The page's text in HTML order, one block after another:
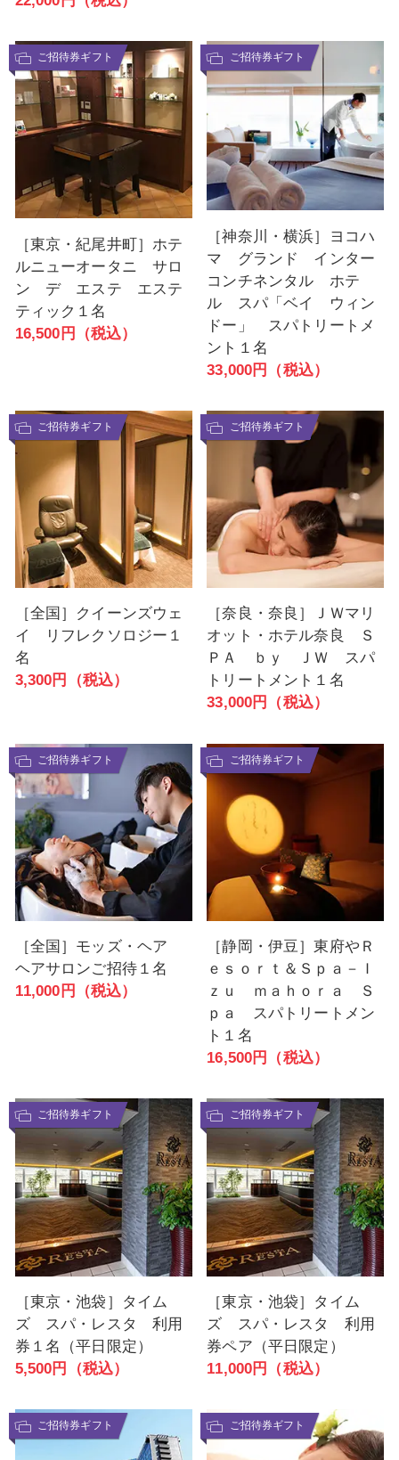
ご招待券ギフト
［東京・紀尾井町］ホテ
ルニューオータニ サロ
ン デ エステ エステ
ティック１名
16,500円（税込）
ご招待券ギフト
［神奈川・横浜］ヨコハ
マ グランド インター
コンチネンタル ホテ
ル スパ「ベイ ウィン
ドー」 スパトリートメ
ント１名
33,000円（税込）
ご招待券ギフト
［全国］クイーンズウェ
イ リフレクソロジー１
名
3,300円（税込）
ご招待券ギフト
［奈良・奈良］ＪＷマリ
オット・ホテル奈良 Ｓ
ＰＡ ｂｙ ＪＷ スパ
トリートメント１名
33,000円（税込）
ご招待券ギフト
［全国］モッズ・ヘア
ヘアサロンご招待１名
11,000円（税込）
ご招待券ギフト
［静岡・伊豆］東府やＲ
ｅｓｏｒｔ＆Ｓｐａ－Ｉ
ｚｕ ｍａｈｏｒａ Ｓ
ｐａ スパトリートメン
ト１名
16,500円（税込）
ご招待券ギフト
［東京・池袋］タイム
ズ スパ・レスタ 利用
券１名（平日限定）
5,500円（税込）
ご招待券ギフト
［東京・池袋］タイム
ズ スパ・レスタ 利用
券ペア（平日限定）
11,000円（税込）
ご招待券ギフト ご招待券ギフト